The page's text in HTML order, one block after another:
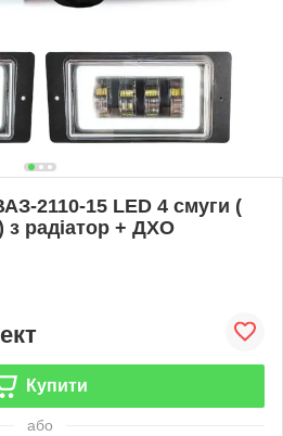
2110-15 LED 4 смуги (
з радіатор + ДХО
Купити
або